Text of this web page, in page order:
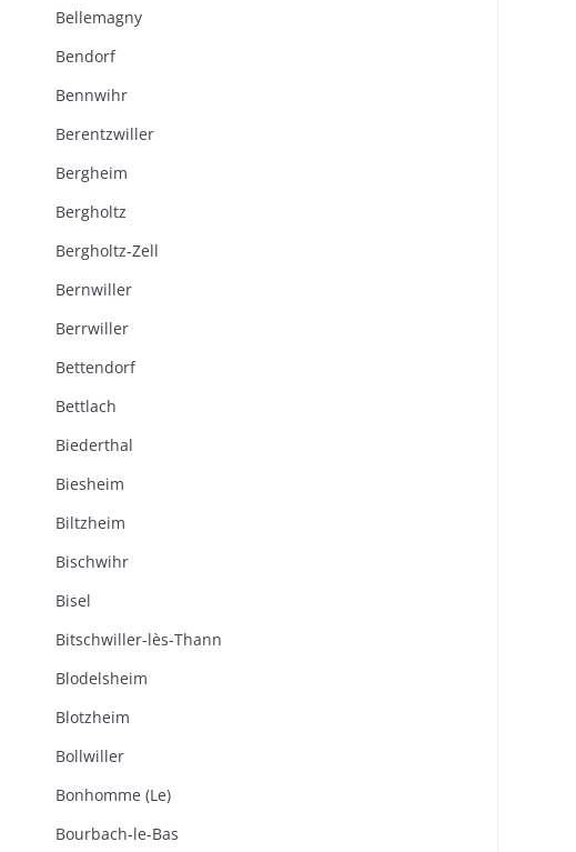
Bellemagny
Bendorf
Bennwihr
Berentzwiller
Bergheim
Bergholtz
Bergholtz-Zell
Bernwiller
Berrwiller
Bettendorf
Bettlach
Biederthal
Biesheim
Biltzheim
Bischwihr
Bisel
Bitschwiller-lès-Thann
Blodelsheim
Blotzheim
Bollwiller
Bonhomme (Le)
Bourbach-le-Bas